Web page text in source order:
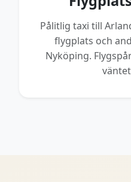
Pålitlig taxi till
flygplats och
Nyköping.